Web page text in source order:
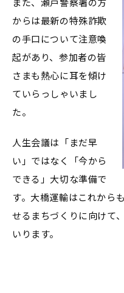
からは最新の特殊詐欺
の手口について注意喚
起があり、参加者の皆
さまも熱心に耳を傾け
ていらっしゃいまし
た。
人生会議は「まだ早
い」ではなく「今から
できる」大切な準備で
す。大橋運輸はこれから
せるまちづくりに向けて
いります。